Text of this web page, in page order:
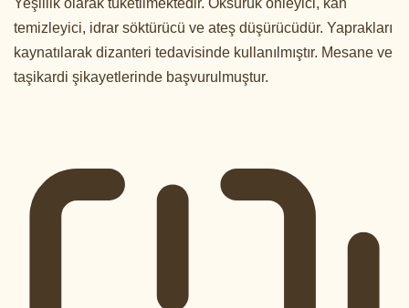
Yeşillik olarak tüketilmektedir. Öksürük önleyici, kan
temizleyici, idrar söktürücü ve ateş düşürücüdür. Yaprakları
kaynatılarak dizanteri tedavisinde kullanılmıştır. Mesane ve
taşikardi şikayetlerinde başvurulmuştur.